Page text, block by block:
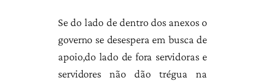
Se do lado de dentro dos anexos o
governo se desespera em busca de
apoio,do lado de fora servidoras e
servidores não dão trégua na